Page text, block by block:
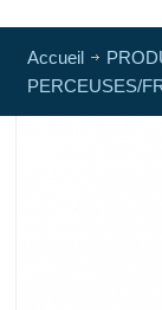
Accueil
PERCEUSES/